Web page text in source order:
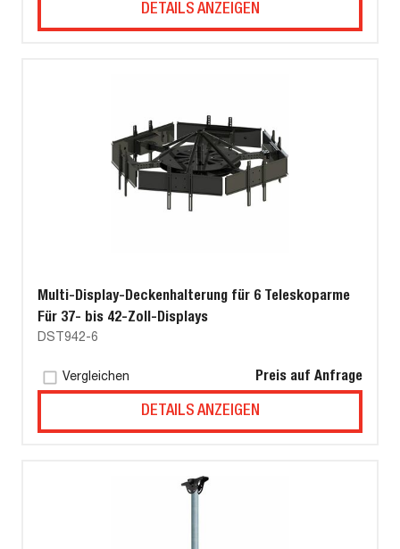
DETAILS ANZEIGEN
Multi-Display-Deckenhalterung für 6 Teleskoparme
Für 37- bis 42-Zoll-Displays
DST942-6
Vergleichen Preis auf Anfrage
DETAILS ANZEIGEN